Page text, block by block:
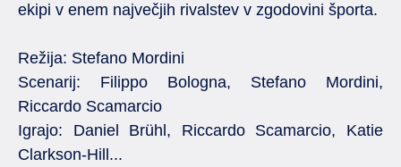
ekipi v enem največjih rivalstev v zgodovini športa.
Režija: Stefano Mordini
Scenarij: Filippo Bologna, Stefano Mordini,
Riccardo Scamarcio
Igrajo: Daniel Brühl, Riccardo Scamarcio, Katie
Clarkson-Hill...